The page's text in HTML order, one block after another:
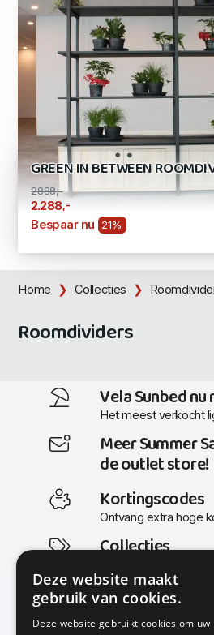
GREEN IN BETWEEN
2888,-
2.288 ,-
Bespaar nu 21%
Home Collecties
Roomdividers
Vela Sunbed
Het meest verkocht
Meer Summer
de outlet store!
Kortingscodes
Ontvang extra hoge
Collecties
Actuele en populaire
Deze website maakt
gebruik van cookies.
Deze website gebruikt cookies om uw